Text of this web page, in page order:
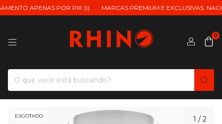
APENAS POR PIX ))) MARCAS PREMIUM E EXCLUSIVAS.
0
ESGOTADO 1 / 2